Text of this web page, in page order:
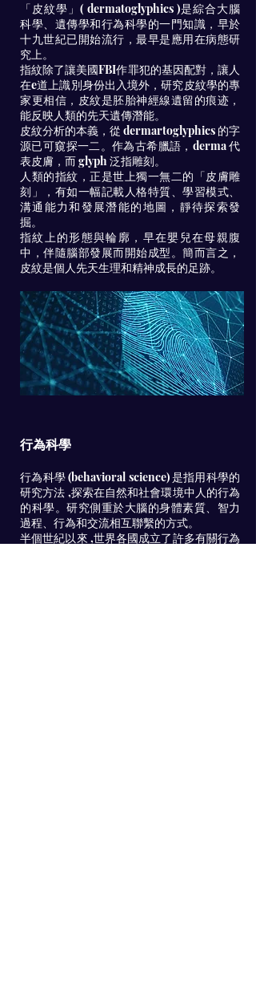
「皮紋學」( dermatoglyphics )是綜合大腦
科學、遺傳學和行為科學的一門知識，早於
十九世紀已開始流行，最早是應用在病態研
究上。
指紋除了讓美國FBI作罪犯的基因配對，讓人
在e道上識別身份出入境外，研究皮紋學的專
家更相信，皮紋是胚胎神經線遺留的痕迹，
能反映人類的先天遺傳潛能。
皮紋分析的本義，從 dermartoglyphics 的字
源已可窺探一二。作為古希臘語，derma 代
表皮膚，而 glyph 泛指雕刻。
人類的指紋，正是世上獨一無二的「皮膚雕
刻」，有如一幅記載人格特質、學習模式、
溝通能力和發展潛能的地圖，靜待探索發
掘。
指紋上的形態與輪廓，早在嬰兒在母親腹
中，伴隨腦部發展而開始成型。簡而言之，
皮紋是個人先天生理和精神成長的足跡。
​行為科學
行為科學 (behavioral science) 是指用科學的
研究方法 ,探索在自然和社會環境中人的行為
的科學。研究側重於大腦的身體素質、智力
過程、行為和交流相互聯繫的方式。
半個世紀以來 ,世界各國成立了許多有關行為